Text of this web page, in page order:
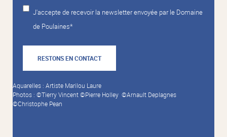
J'accepte de recevoir la newsletter envoyée par le Domaine
de Poulaines*
RESTONS EN CONTACT
Aquarelles : Artiste Marilou Laure
Photos : ©Tierry Vincent ©Pierre Holley ©Arnault Deplagnes
©Christophe Pean